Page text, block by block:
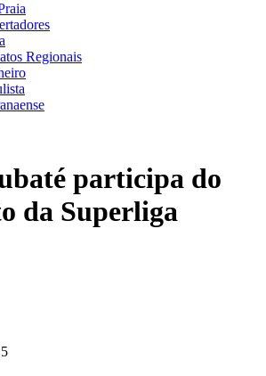
Regionais
participa do
da Superliga